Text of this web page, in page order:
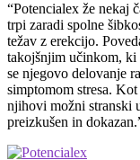
“Potencialex že nekaj
trpi zaradi spolne
težav z erekcijo.
takojšnjim učinkom, ki
se njegovo delovanje
simptomom stresa.
njihovi možni stranski
preizkušen in